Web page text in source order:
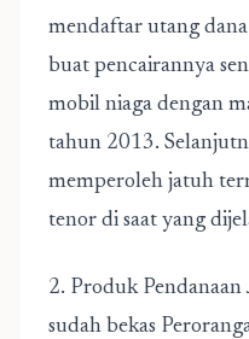
mendaftar utang
buat pencairannya
mobil niaga dengan
tahun 2013.
memperoleh jatuh
tenor di saat yang
2. Produk
sudah bekas